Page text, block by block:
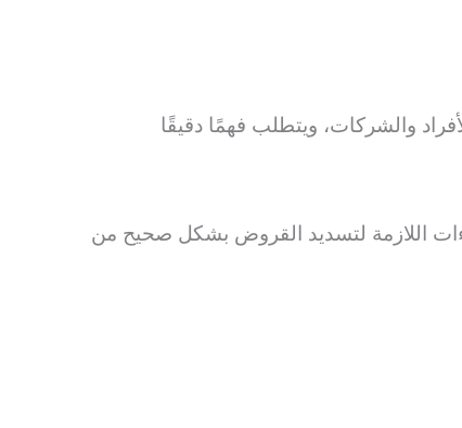
والشركات، ويتطلب فهمًا دقيقًا
اللازمة لتسديد القروض بشكل صحيح من